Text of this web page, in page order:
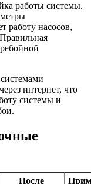
работы системы.
работу насосов,
интернет, что
системы и
После